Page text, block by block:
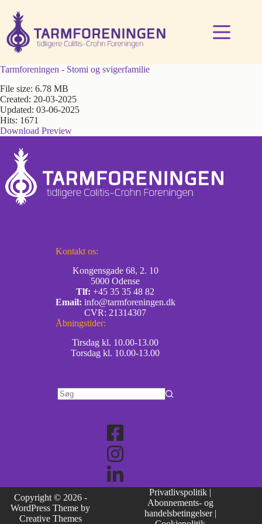
indhold
Tarmforeningen - Stomi og svigerfamilie
File size: 6.78 MB
Created: 20-03-2025
Updated: 03-06-2025
Hits: 1671
Download Preview
Kontakt os:
Kongensgade 68, 2. 10
5000 Odense
Tlf: +45 35 35 48 82
Email: info@tarmforeningen.dk
CVR: 21314307
Åbningstider:
Tirsdag kl. 10.00-13.00
Torsdag kl. 10.00-13.00
Copyright © 2026 -
WordPress Theme by
Creative Themes
Privatlivspolitik |
Abonnements- og
handelsbetingelser |